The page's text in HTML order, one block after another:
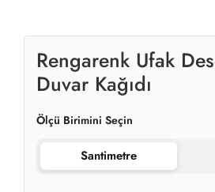
Rengarenk Ufak
Duvar Kağıdı
Ölçü Birimini Seçin
Santimetre